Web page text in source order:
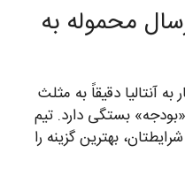
محموله به
آنتالیا دقیقاً به مثلث
بستگی دارد. تیم
بهترین گزینه را